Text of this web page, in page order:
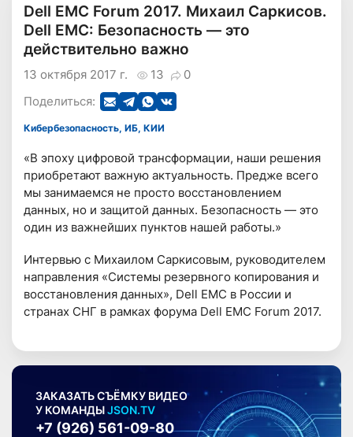
Dell EMC Forum 2017. Михаил Саркисов.
Dell EMC: Безопасность — это
действительно важно
13 0
13 октября 2017 г.
Поделиться:
Кибербезопасность, ИБ, КИИ
«В эпоху цифровой трансформации, наши решения
приобретают важную актуальность. Предже всего
мы занимаемся не просто восстановлением
данных, но и защитой данных. Безопасность — это
один из важнейших пунктов нашей работы.»
Интервью с Михаилом Саркисовым, руководителем
направления «Системы резервного копирования и
восстановления данных», Dell EMC в России и
странах СНГ в рамках форума Dell EMC Forum 2017.
ЗАКАЗАТЬ СЪЁМКУ ВИДЕО
У КОМАНДЫJSON.TV
+7 (926) 561-09-80